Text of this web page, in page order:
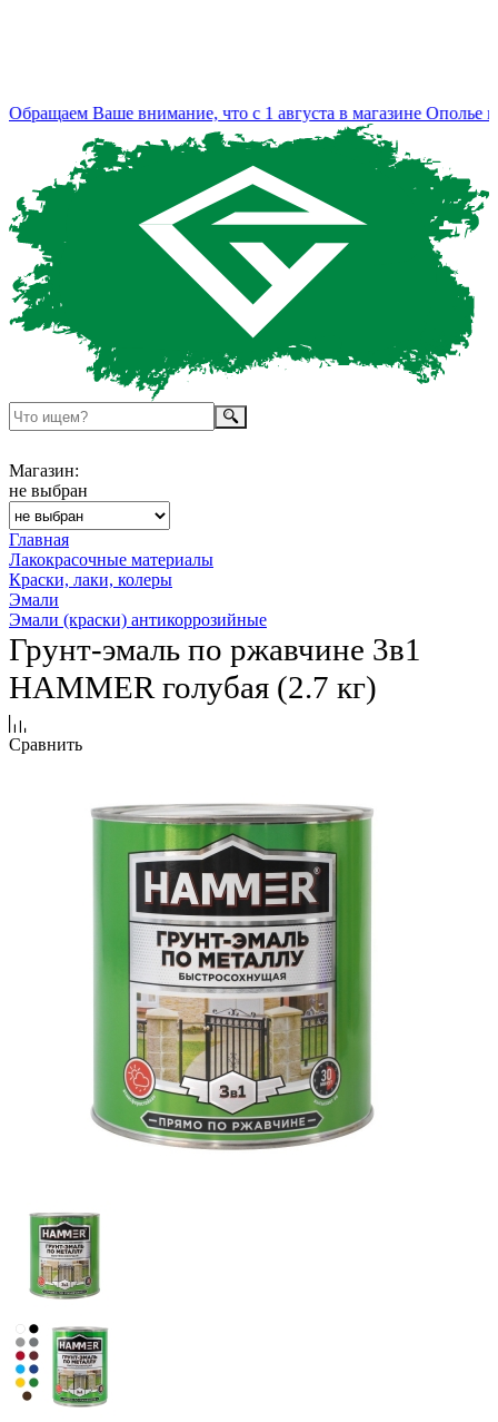
Ваше внимание, что с 1 августа в магазине Ополье
Магазин:
не выбран
Главная
Лакокрасочные материалы
Краски, лаки, колеры
Эмали
Эмали (краски) антикоррозийные
Грунт-эмаль по ржавчине 3в1
HAMMER голубая (2.7 кг)
Сравнить